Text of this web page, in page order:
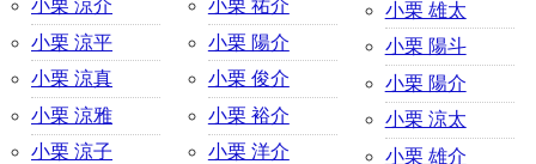
小栗 涼介
小栗 涼平
小栗 涼真
小栗 涼雅
小栗 涼子
小栗 祐介
小栗 陽介
小栗 俊介
小栗 裕介
小栗 洋介
小栗 雄太
小栗 陽斗
小栗 陽介
小栗 涼太
小栗 雄介